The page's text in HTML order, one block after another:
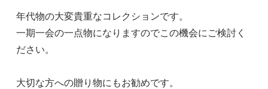
年代物の大変貴重なコレクションです。
一期一会の一点物になりますのでこの機会にご検討く
ださい。
大切な方への贈り物にもお勧めです。